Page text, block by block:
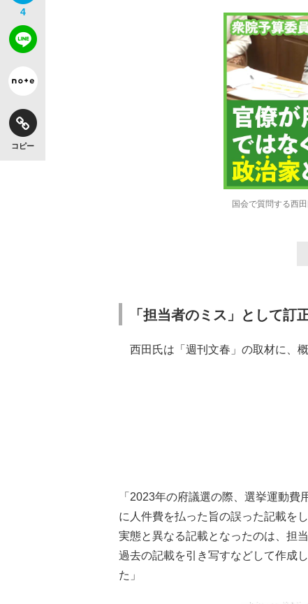
4
コピー
国会で質問する西
「担当者のミス」として訂
西田氏は「週刊文春」の取材に、
「2023年の府議選の際、選挙運動
に人件費を払った旨の誤った記載を
実態と異なる記載となったのは、担
過去の記載を引き写すなどして作成
た」